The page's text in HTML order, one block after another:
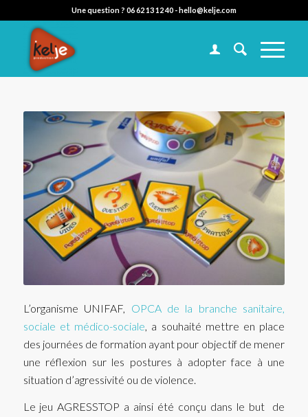
Une question ? 06 62 13 12 40-hello@kelje.com
L’organisme UNIFAF, OPCA de la branche sanitaire,
sociale et médico-sociale , a souhaité mettre en place
des journées de formation ayant pour objectif de mener
une réflexion sur les postures à adopter face à une
situation d’agressivité ou de violence.
Le jeu AGRESSTOP a ainsi été conçu dans le but de